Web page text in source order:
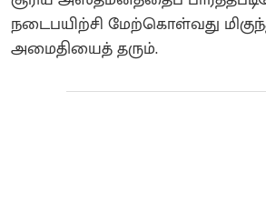
நடைபயிற்சி மேற்கொள்வது
அமைதியைத் தரும்.